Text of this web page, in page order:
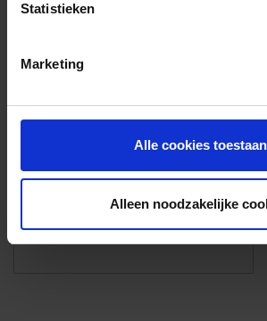
Statistieken
Marketing
Alle cookies toestaan
Alleen noodzakelijke
Foto’s ({{photos.length}})